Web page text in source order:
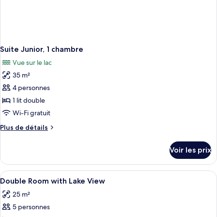
Suite Junior, 1 chambre
Vue sur le lac
35 m²
4 personnes
1 lit double
Wi-Fi gratuit
Plus de détails
Plus
le
type
de
Suite
Junior,
Voir les prix
Afficher
toutes
les
photos
Literie de qualité supérieure,
10
Double Room with Lake View
25 m²
5 personnes